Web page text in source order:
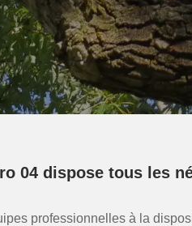
04 dispose tous les
professionnelles à la